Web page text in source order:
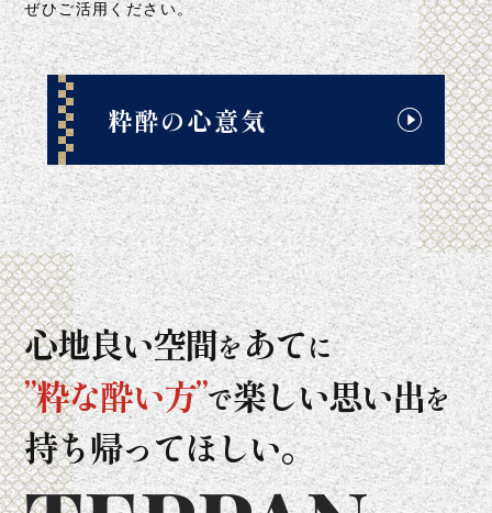
ぜひご活用ください。
粋酔の心意気
心地良い空間をあてに
”粋な酔い方”で楽しい思い出を
持ち帰ってほしい。